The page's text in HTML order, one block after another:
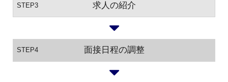
STEP3 求人の紹介
STEP4 面接日程の調整